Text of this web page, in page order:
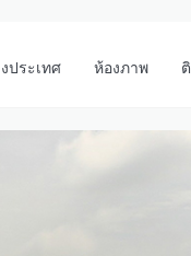
ประเทศ ห้องภาพ